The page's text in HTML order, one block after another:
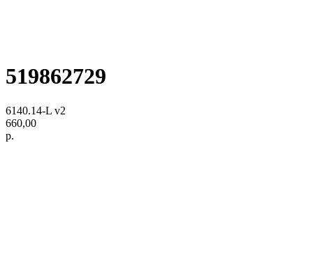
519862729
6140.14-L v2
660,00
р.